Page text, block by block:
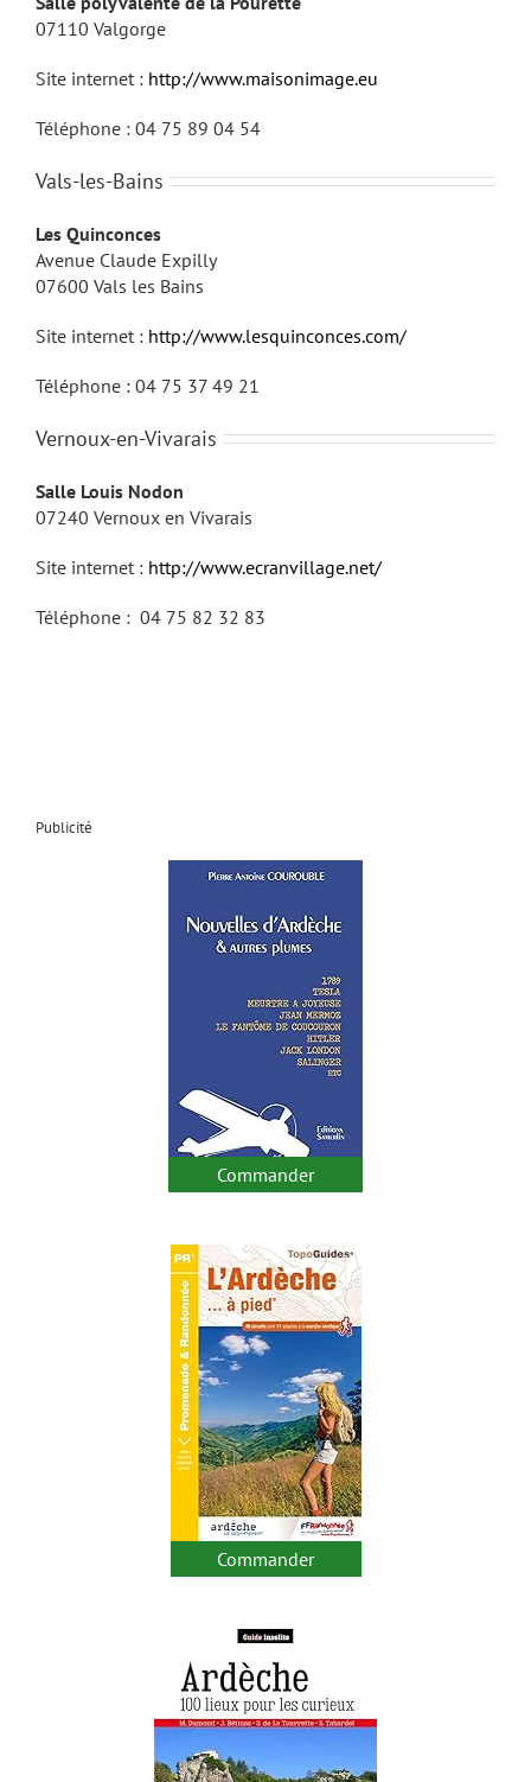
07110 Valgorge
Site internet : http://www.maisonimage.eu
Téléphone : 04 75 89 04 54
Vals-les-Bains
Les Quinconces
Avenue Claude Expilly
07600 Vals les Bains
Site internet : http://www.lesquinconces.com/
Téléphone : 04 75 37 49 21
Vernoux-en-Vivarais
Salle Louis Nodon
07240 Vernoux en Vivarais
Site internet : http://www.ecranvillage.net/
Téléphone : 04 75 82 32 83
Publicité
Commander
Commander